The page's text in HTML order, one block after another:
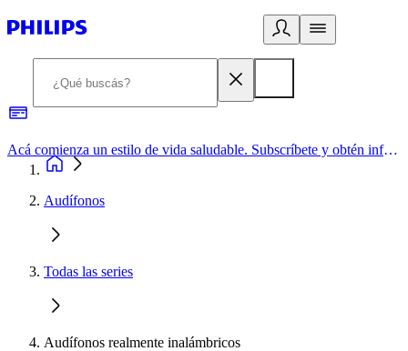
Acá comienza un estilo de vida saludable. Subscríbete y obtén información de primera mano
Audífonos
Todas las series
Audífonos realmente inalámbricos